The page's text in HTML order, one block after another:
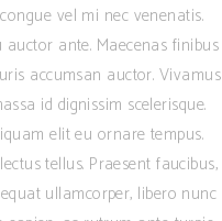
vel mi nec venenatis.
auctor ante. Maecenas finibus
accumsan auctor. Vivamus
id dignissim scelerisque.
elit eu ornare tempus.
tellus. Praesent faucibus,
ullamcorper, libero nunc